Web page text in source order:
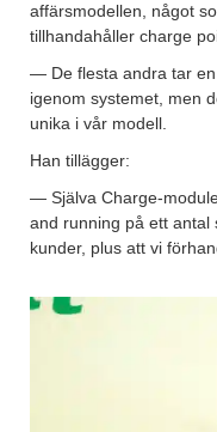
affärsmodellen, något
tillhandahåller charge
— De flesta andra tar
igenom systemet, men
unika i vår modell.
Han tillägger:
— Själva Charge-
and running på ett antal
kunder, plus att vi